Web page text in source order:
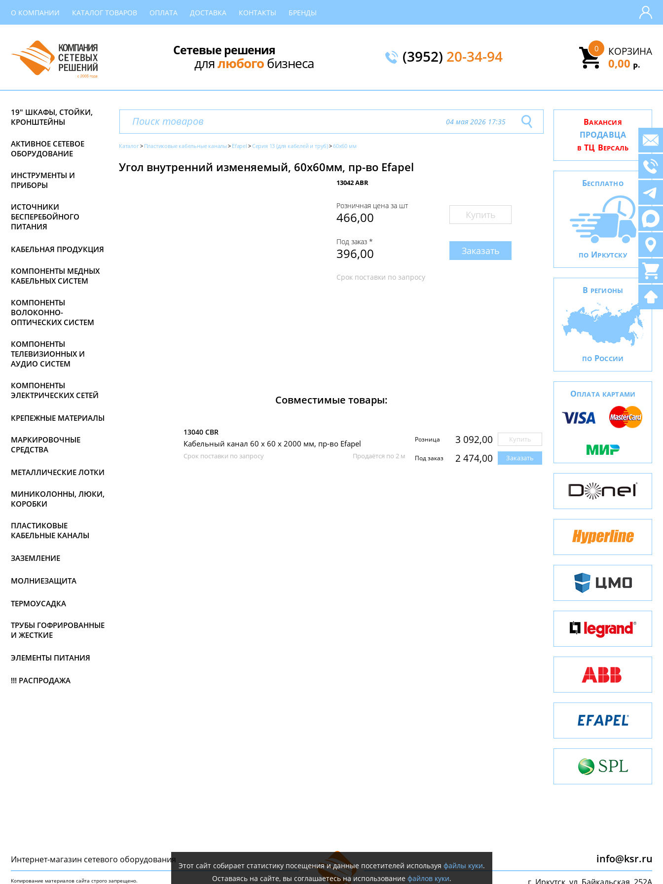
О КОМПАНИИ КАТАЛОГ ТОВАРОВ ОПЛАТА ДОСТАВКА КОНТАКТЫ БРЕНДЫ
Сетевые решения
длялюбогобизнеса (3952) 20-34-94 КОРЗИНА
0
0,00 Р.
19" ШКАФЫ, СТОЙКИ,
КРОНШТЕЙНЫ
АКТИВНОЕ СЕТЕВОЕ
ОБОРУДОВАНИЕ
ИНСТРУМЕНТЫ И
ПРИБОРЫ
ИСТОЧНИКИ
БЕСПЕРЕБОЙНОГО
ПИТАНИЯ
КАБЕЛЬНАЯ ПРОДУКЦИЯ
КОМПОНЕНТЫ МЕДНЫХ
КАБЕЛЬНЫХ СИСТЕМ
КОМПОНЕНТЫ
ВОЛОКОННО-
ОПТИЧЕСКИХ СИСТЕМ
КОМПОНЕНТЫ
ТЕЛЕВИЗИОННЫХ И
АУДИО СИСТЕМ
КОМПОНЕНТЫ
ЭЛЕКТРИЧЕСКИХ СЕТЕЙ
КРЕПЕЖНЫЕ МАТЕРИАЛЫ
МАРКИРОВОЧНЫЕ
СРЕДСТВА
МЕТАЛЛИЧЕСКИЕ ЛОТКИ
МИНИКОЛОННЫ, ЛЮКИ,
КОРОБКИ
ПЛАСТИКОВЫЕ
КАБЕЛЬНЫЕ КАНАЛЫ
ЗАЗЕМЛЕНИЕ
МОЛНИЕЗАЩИТА
ТЕРМОУСАДКА
ТРУБЫ ГОФРИРОВАННЫЕ
И ЖЕСТКИЕ
ЭЛЕМЕНТЫ ПИТАНИЯ
!!! РАСПРОДАЖА
04 мая 2026 17:35
Каталог Пластиковые кабельные каналы Efapel Серия 13 (для кабелей и труб) 60x60 мм
Угол внутренний изменяемый, 60х60мм, пр-во Efapel
13042 ABR
Розничная цена за шт
466,00 Купить
Под заказ *
396,00 Заказать
Срок поставки по запросу
Совместимые товары:
13040 CBR
Кабельный канал 60 х 60 x 2000 мм, пр-во Efapel
Срок поставки по запросу Продаётся по 2 м
Розница 3 092,00 Купить
Под заказ 2 474,00 Заказать
ВАКАНСИЯ
ПРОДАВЦА
В ТЦ ВЕРСАЛЬ
БЕСПЛАТНО
ПО ИРКУТСКУ
В РЕГИОНЫ
ПО РОССИИ
ОПЛАТА КАРТАМИ
Интернет-магазин сетeвого оборудования
Копирование материалов сайта строго запрещено.
info@ksr.ru
Этот сайт собирает статистику посещения и данные посетителей используя файлы куки.
Оставаясь на сайте, вы соглашаетесь на использование файлов куки.